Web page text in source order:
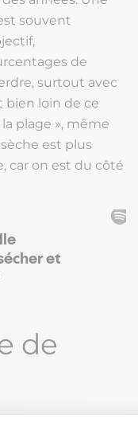
souvent
de
surtout avec
bien loin de ce
plage », même
est plus
car on est du côté
de